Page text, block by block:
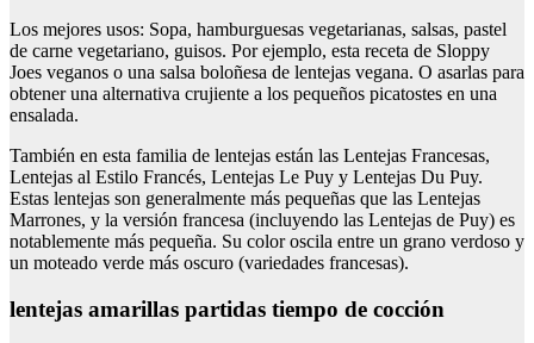
Los mejores usos: Sopa, hamburguesas vegetarianas, salsas, pastel
de carne vegetariano, guisos. Por ejemplo, esta receta de Sloppy
Joes veganos o una salsa boloñesa de lentejas vegana. O asarlas para
obtener una alternativa crujiente a los pequeños picatostes en una
ensalada.
También en esta familia de lentejas están las Lentejas Francesas,
Lentejas al Estilo Francés, Lentejas Le Puy y Lentejas Du Puy.
Estas lentejas son generalmente más pequeñas que las Lentejas
Marrones, y la versión francesa (incluyendo las Lentejas de Puy) es
notablemente más pequeña. Su color oscila entre un grano verdoso y
un moteado verde más oscuro (variedades francesas).
lentejas amarillas partidas tiempo de cocción